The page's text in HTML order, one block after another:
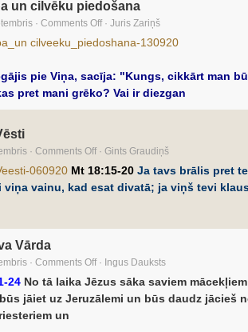
un cilvēku piedošana
· Comments Off · Juris Zariņš
cilveeku_piedoshana-130920
pie Viņa, sacīja: "Kungs, cikkārt man
pret mani grēko? Vai ir diezgan
· Comments Off · Gints Graudiņš
060920 Mt 18:15-20 Ja tavs brālis pret
viņa vainu, kad esat divatā; ja viņš tevi
Vārda
· Comments Off · Ingus Dauksts
24No tā laika Jēzus sāka saviem
jāiet uz Jeruzālemi un būs daudz jācieš
un